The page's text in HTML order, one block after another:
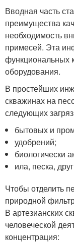
Вводная часть
преимущества
необходимость
примесей. Эта
функциональных
оборудования.
В простейших
скважинах на
следующих
бытовых и
удобрений;
биологически
ила, песка,
Чтобы отделить
природной
В артезианских
человеческой
концентрация: